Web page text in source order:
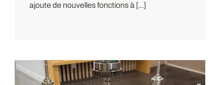
ajoute de nouvelles fonctions à [...]